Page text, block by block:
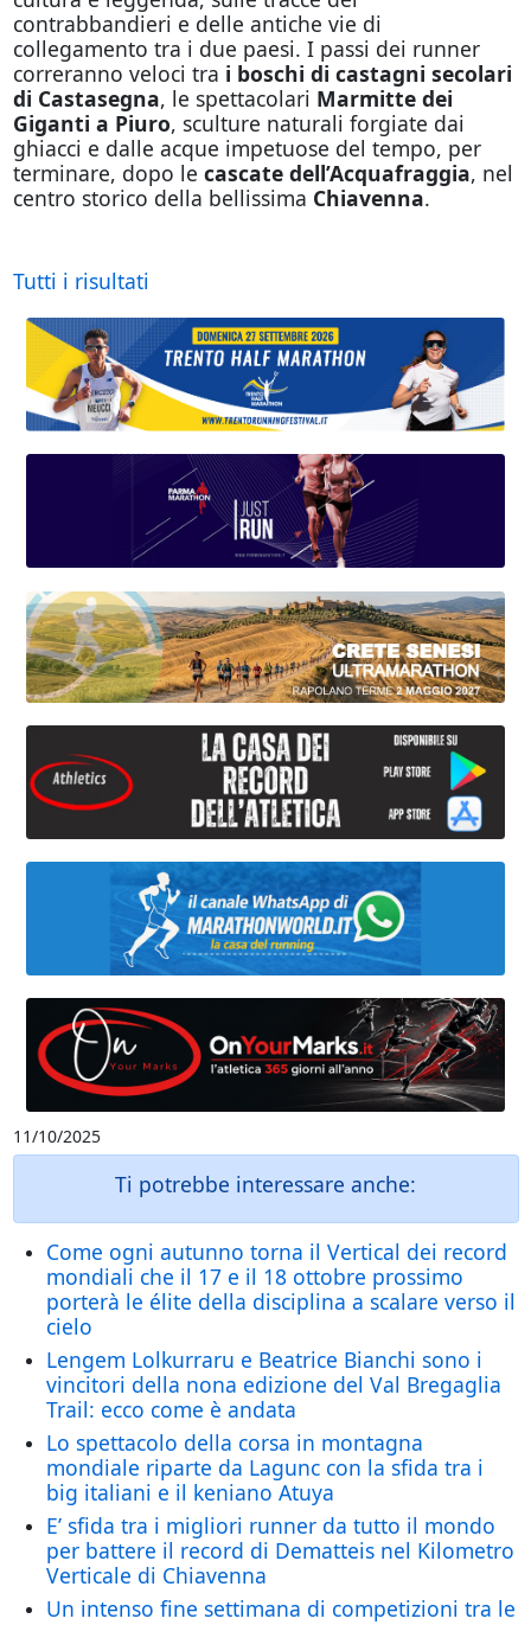
contrabbandieri e delle antiche vie di
collegamento tra i due paesi. I passi dei runner
correranno veloci tra i boschi di castagni secolari
di Castasegna, le spettacolari Marmitte dei
Giganti a Piuro, sculture naturali forgiate dai
ghiacci e dalle acque impetuose del tempo, per
terminare, dopo le cascate dell’Acquafraggia, nel
centro storico della bellissima Chiavenna.
Tutti i risultati
11/10/2025
Ti potrebbe interessare anche:
Come ogni autunno torna il Vertical dei record
mondiali che il 17 e il 18 ottobre prossimo
porterà le élite della disciplina a scalare verso il
cielo
Lengem Lolkurraru e Beatrice Bianchi sono i
vincitori della nona edizione del Val Bregaglia
Trail: ecco come è andata
Lo spettacolo della corsa in montagna
mondiale riparte da Lagunc con la sfida tra i
big italiani e il keniano Atuya
E’ sfida tra i migliori runner da tutto il mondo
per battere il record di Dematteis nel Kilometro
Verticale di Chiavenna
Un intenso fine settimana di competizioni tra le